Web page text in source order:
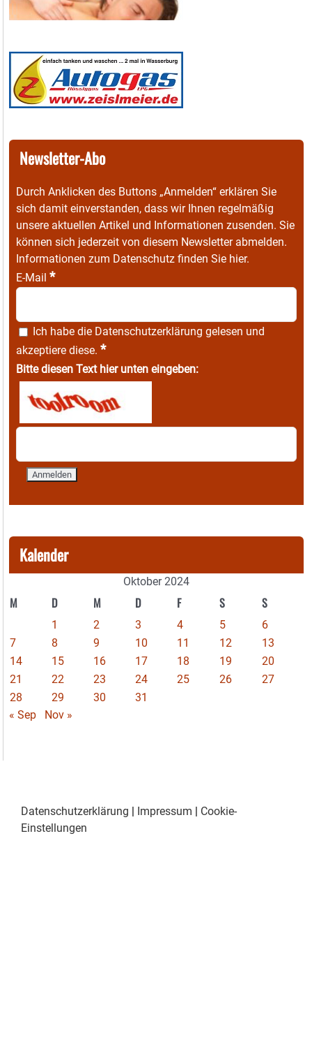
Newsletter-Abo
Durch Anklicken des Buttons „Anmelden“ erklären Sie
sich damit einverstanden, dass wir Ihnen regelmäßig
unsere aktuellen Artikel und Informationen zusenden. Sie
können sich jederzeit von diesem Newsletter abmelden.
Informationen zum Datenschutz finden Sie hier.
E-Mail *
Ich habe die Datenschutzerklärung gelesen und
akzeptiere diese. *
Bitte diesen Text hier unten eingeben:
Kalender
Oktober 2024
M D M D F S S
1 2 3 4 5
6
7
8 9 10 11 12
13
14
15 16 17 18 19
20
21
22 23 24 25 26
27
28
29 30
31
« Sep
Nov »
Datenschutzerklärung | Impressum | Cookie-
Einstellungen